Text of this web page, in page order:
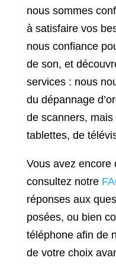
nous sommes
à satisfaire vos
nous confiance
de son, et
services : nous
du dépannage
de scanners,
tablettes, de
Vous avez encore
consultez notre
réponses aux
posées, ou bien
téléphone afin de
de votre choix